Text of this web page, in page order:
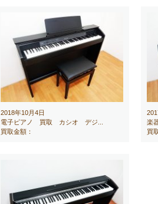
2018年10月4日
電子ピアノ 買取 カシオ デジ...
買取金額：
楽
買